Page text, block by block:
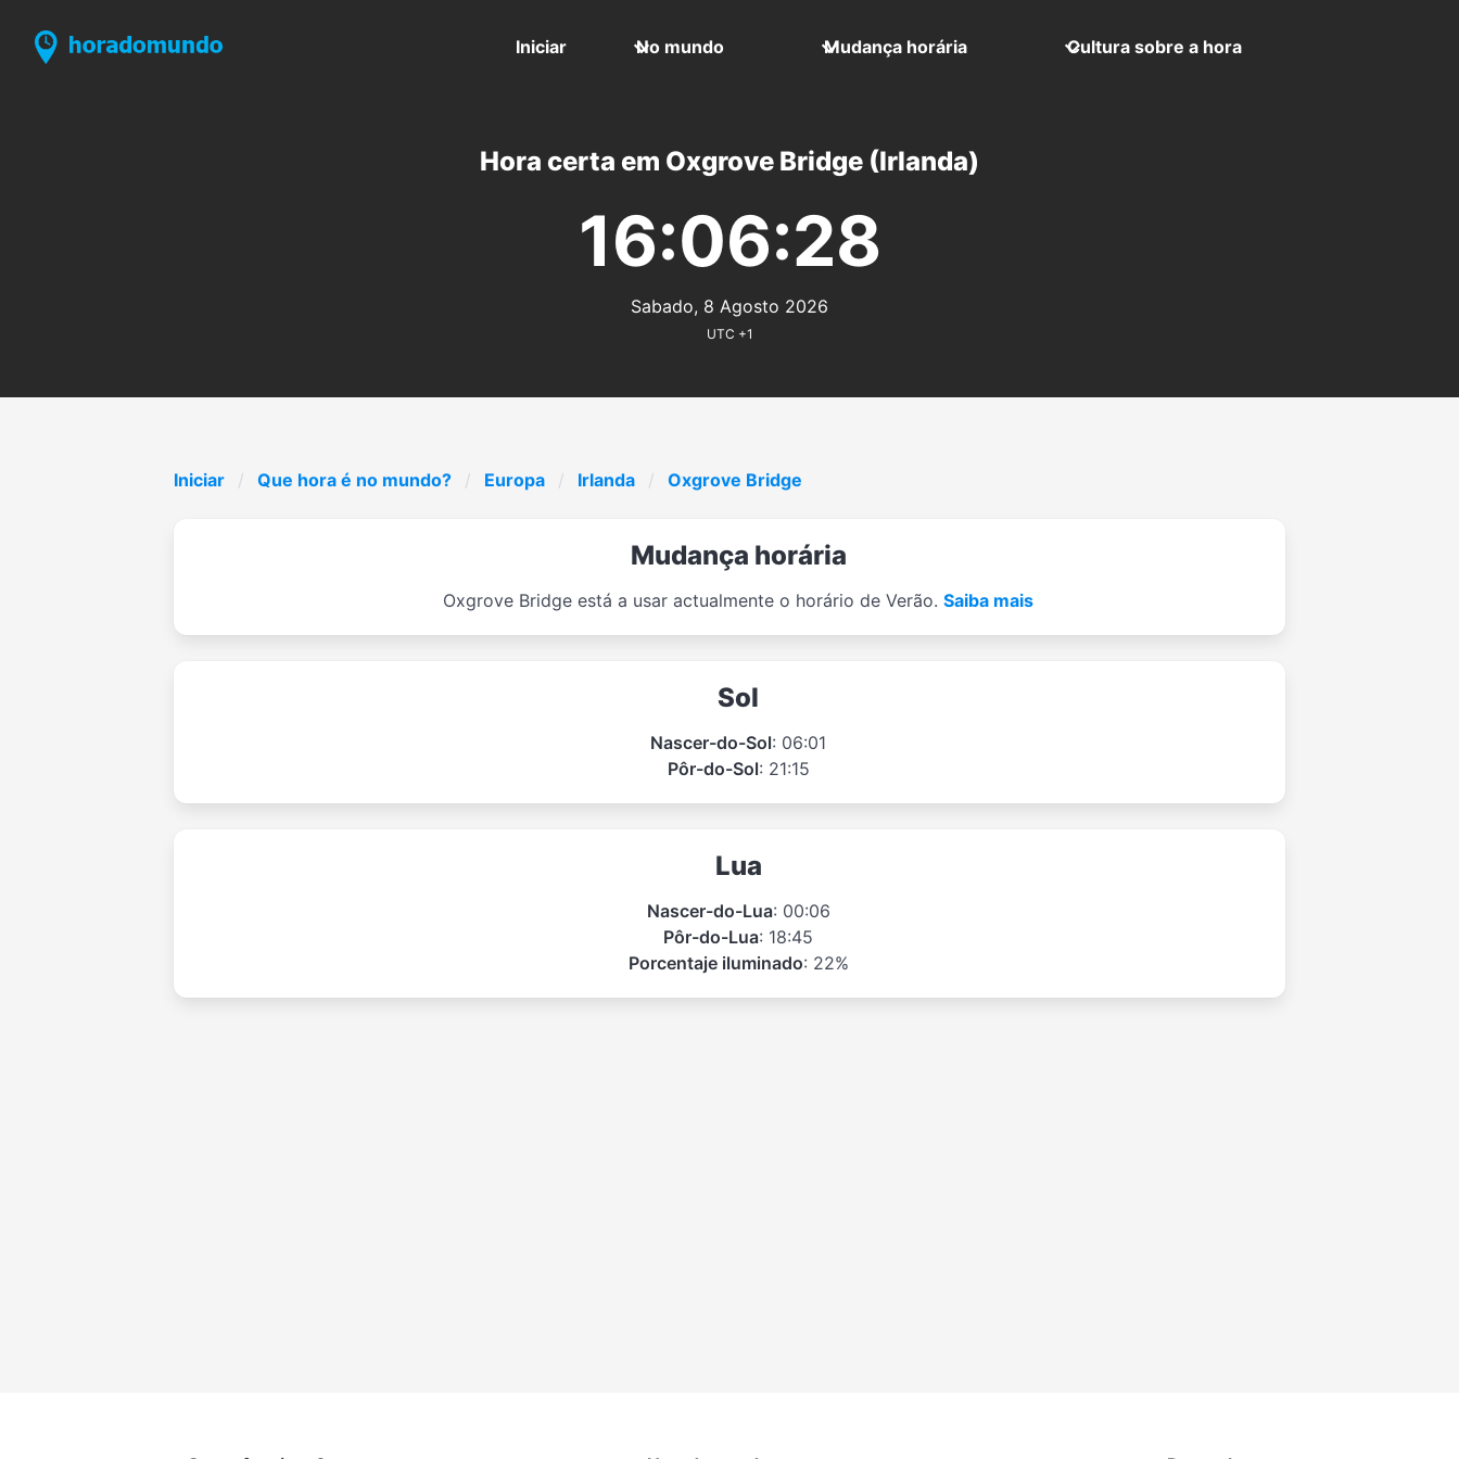
Iniciar No mundo Mudança horária Cultura sobre a hora
Hora certa em Oxgrove Bridge (Irlanda)
16:06:28
Sabado, 8 Agosto 2026
UTC +1
Iniciar Que hora é no mundo? Europa Irlanda Oxgrove Bridge
Mudança horária
Oxgrove Bridge está a usar actualmente o horário de Verão. Saiba mais
Sol
Nascer-do-Sol: 06:01
Pôr-do-Sol: 21:15
Lua
Nascer-do-Lua: 00:06
Pôr-do-Lua: 18:45
Porcentaje iluminado: 22%